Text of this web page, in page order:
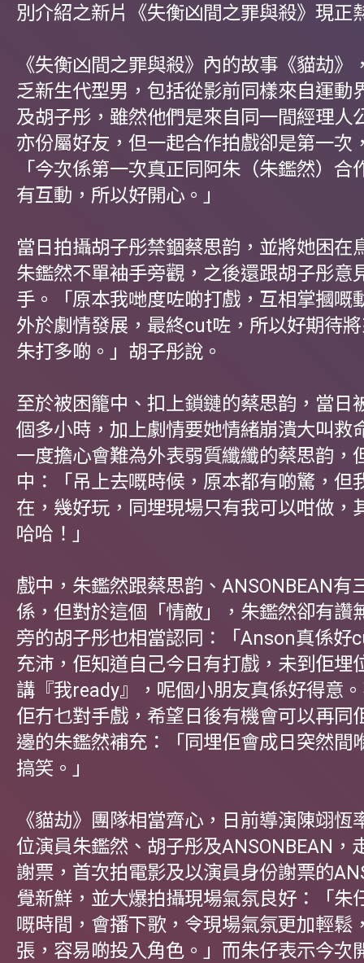
別介紹之新片《失衡凶間之罪與殺》現正
《失衡凶間之罪與殺》內的故事《貓劫》
乏新生代型男，包括從影前同樣來自運動
及胡子彤，雖然他們是來自同一間經理人
亦份屬好友，但一起合作拍戲卻是第一次
「今次係第一次真正同阿朱（朱鑑然）合
有互動，所以好開心。」
當日拍攝胡子彤禁錮蔡思韵，並將她困在
朱鑑然不單袖手旁觀，之後還跟胡子彤意
手。「原本我哋度咗啲打戲，互相掌摑嘅
外於劇情發展，最終cut咗，所以好期待
朱打多啲。」胡子彤說。
至於被困籠中、扣上鎖鏈的蔡思韵，當日
個多小時，加上劇情要她情緒崩潰大叫救
一度擔心會難為外表弱質纖纖的蔡思韵，
中：「吊上去嘅時候，原本都有啲驚，但
在，幾好玩，同埋現場只有我可以咁做，
哈哈！」
戲中，朱鑑然跟蔡思韵、ANSONBEAN有
係，但對於這個「情敵」，朱鑑然卻有讚
旁的胡子彤也相當認同：「Anson真係好
充沛，佢知道自己今日有打戲，未到佢埋
講『我ready』，呢個小朋友真係好得意
佢冇乜對手戲，希望日後有機會可以再同
邊的朱鑑然補充：「同埋佢會成日突然間
搞笑。」
《貓劫》團隊相當齊心，日前導演陳翊恆
位演員朱鑑然、胡子彤及ANSONBEAN，
謝票，首次拍電影及以演員身份謝票的
覺新鮮，並大爆拍攝現場氣氛良好：「朱
嘅時間，會播下歌，令現場氣氛更加輕鬆
張，容易啲投入角色。」而朱仔表示今次